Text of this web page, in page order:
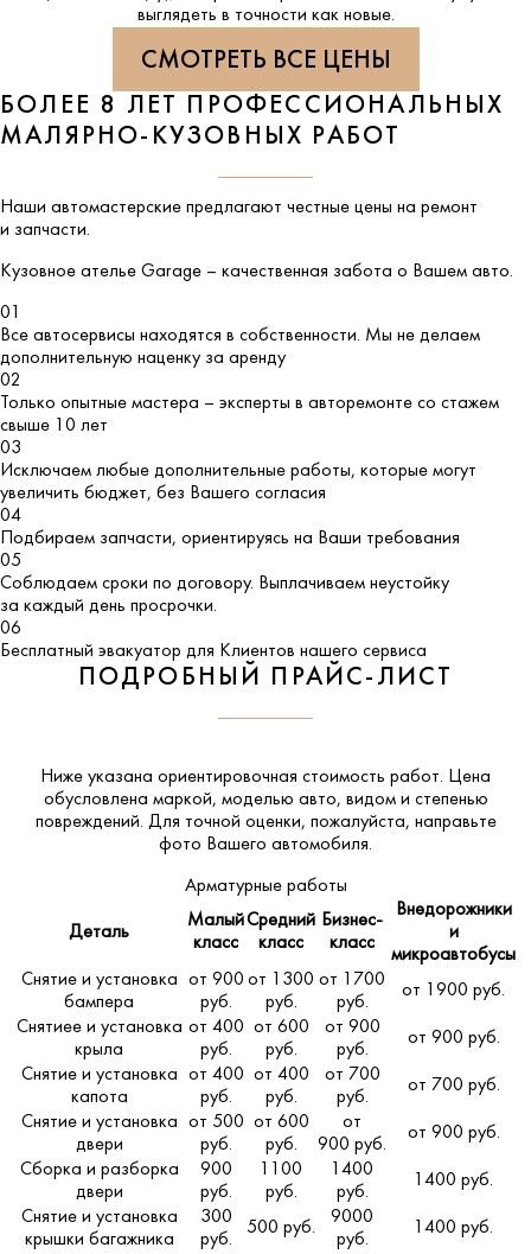
выглядеть в точности как новые.
СМОТРЕТЬ ВСЕ ЦЕНЫ
БОЛЕЕ 8 ЛЕТ ПРОФЕССИОНАЛЬНЫХ
МАЛЯРНО-КУЗОВНЫХ РАБОТ
Наши автомастерские предлагают честные цены на ремонт
и запчасти.
Кузовное ателье Garage – качественная забота о Вашем авто.
01
Все автосервисы находятся в собственности. Мы не делаем
дополнительную наценку за аренду
02
Только опытные мастера – эксперты в авторемонте со стажем
свыше 10 лет
03
Исключаем любые дополнительные работы, которые могут
увеличить бюджет, без Вашего согласия
04
Подбираем запчасти, ориентируясь на Ваши требования
05
Соблюдаем сроки по договору. Выплачиваем неустойку
за каждый день просрочки.
06
Бесплатный эвакуатор для Клиентов нашего сервиса
ПОДРОБНЫЙ ПРАЙС-ЛИСТ
Ниже указана ориентировочная стоимость работ. Цена
обусловлена маркой, моделью авто, видом и степенью
повреждений. Для точной оценки, пожалуйста, направьте
фото Вашего автомобиля.
Арматурные работы
Деталь
Малый
класс
Средний
класс
Бизнес-
класс
Внедорожники
и
микроавтобусы
Снятие и установка
бампера
от 900
руб.
от 1300
руб.
от 1700
руб.
от 1900 руб.
Снятиее и установка
крыла
от 400
руб.
от 600
руб.
от 900
руб.
от 900 руб.
Снятие и установка
капота
от 400
руб.
от 400
руб.
от 700
руб.
от 700 руб.
Снятие и установка
двери
от 500
руб.
от 600
руб.
от
900 руб.
от 900 руб.
Сборка и разборка
двери
900
руб.
1100
руб.
1400
руб.
1400 руб.
Снятие и установка
крышки багажника
300
руб.
500 руб.
9000
руб.
1400 руб.